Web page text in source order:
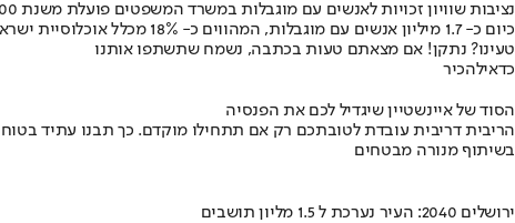
כיום כ- 1.7 מיליון אנשים עם מוגבלות, המהווים כ- 18% מכלל אוכלוסיית ישראל, מתוכם כ- 100,000 אנשים עם מוגבלות שנוספו מתחילת מלחמת "חרבות ברזל".
טעינו? נתקן! אם מצאתם טעות בכתבה, נשמח שתשתפו אותנו
כדאילהכיר
הסוד של איינשטיין שיגדיל לכם את הפנסיה
הריבית דריבית עובדת לטובתכם רק אם תתחילו מוקדם. כך תבנו עתיד בטוח
בשיתוף מנורה מבטחים
ירושלים 2040: העיר נערכת ל 1.5 מליון תושבים